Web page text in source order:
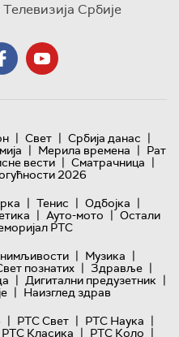
Србије
| Свет | Србија данас |
| Мерила времена | Рат
вести | Сматрачница |
2026
| Тенис | Одбојка |
| Ауто-мото | Остали
РТС
| Музика |
познатих | Здравље |
| Дигитални предузетник |
| Наизглед здрав
| РТС Свет | РТС Наука |
РТС Класика | РТС Коло |